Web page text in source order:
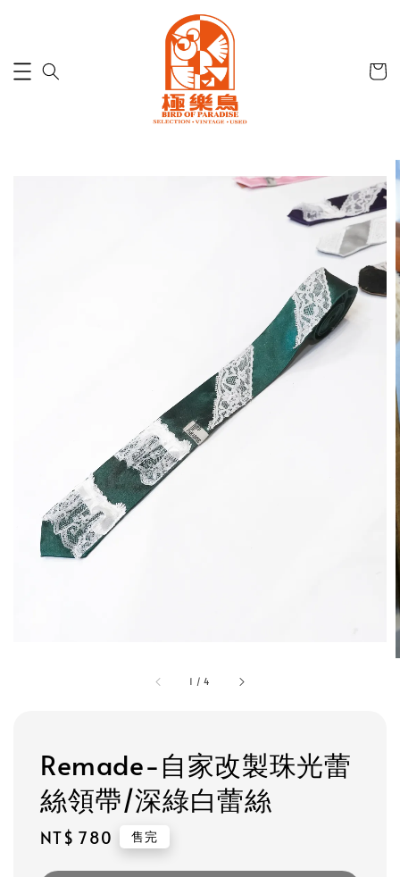
1 /4
Remade-自家改製珠光蕾
絲領帶/深綠白蕾絲
Regular
NT$ 780 售完